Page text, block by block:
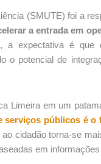
(SMUTE) foi a
a entrada em
a expectativa é que
o potencial de
Limeira em um
serviços públicos é
cidadão torna-se
em